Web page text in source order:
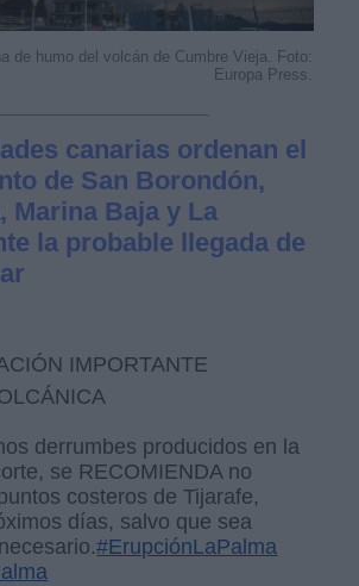
de humo del volcán de Cumbre Vieja. Foto:
Europa Press.
canarias ordenan el
de San Borondón,
Marina Baja y La
la probable llegada de
IMPORTANTE
derrumbes producidos en la
se RECOMIENDA no
costeros de Tijarafe,
días, salvo que sea
#ErupciónLaPalma